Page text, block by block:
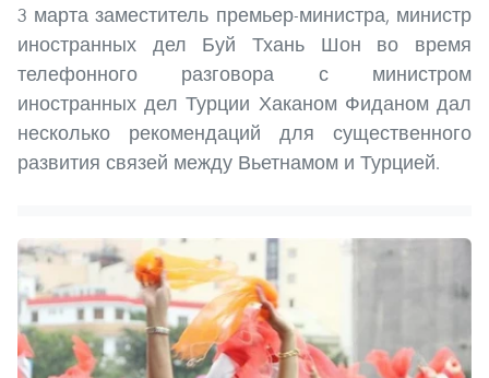
3 марта заместитель премьер-министра, министр
иностранных дел Буй Тхань Шон во время
телефонного разговора с министром
иностранных дел Турции Хаканом Фиданом дал
несколько рекомендаций для существенного
развития связей между Вьетнамом и Турцией.